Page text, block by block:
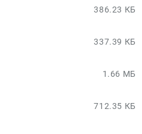
386.23 КБ
337.39 КБ
1.66 МБ
712.35 КБ